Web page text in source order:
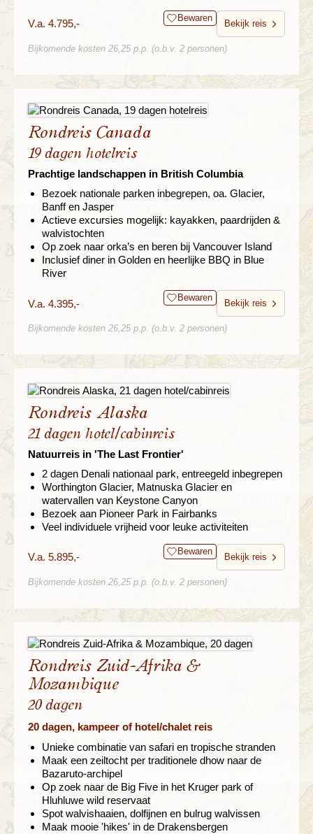
V.a. 4.795,- Bewaren
Bekijk reis
Bijkomende kosten 26,25 p.p. (o.b.v. 2 personen)
Rondreis Canada
19 dagen hotelreis
Prachtige landschappen in British Columbia
Bezoek nationale parken inbegrepen, oa. Glacier,
Banff en Jasper
Actieve excursies mogelijk: kayakken, paardrijden &
walvistochten
Op zoek naar orka’s en beren bij Vancouver Island
Inclusief diner in Golden en heerlijke BBQ in Blue
River
V.a. 4.395,- Bewaren
Bekijk reis
Bijkomende kosten 26,25 p.p. (o.b.v. 2 personen)
Rondreis Alaska
21 dagen hotel/cabinreis
Natuurreis in 'The Last Frontier'
2 dagen Denali nationaal park, entreegeld inbegrepen
Worthington Glacier, Matnuska Glacier en
watervallen van Keystone Canyon
Bezoek aan Pioneer Park in Fairbanks
Veel individuele vrijheid voor leuke activiteiten
V.a. 5.895,- Bewaren
Bekijk reis
Bijkomende kosten 26,25 p.p. (o.b.v. 2 personen)
Rondreis Zuid-Afrika &
Mozambique
20 dagen
20 dagen, kampeer of hotel/chalet reis
Unieke combinatie van safari en tropische stranden
Maak een zeiltocht per traditionele dhow naar de
Bazaruto-archipel
Op zoek naar de Big Five in het Kruger park of
Hluhluwe wild reservaat
Spot walvishaaien, dolfijnen en bulrug walvissen
Maak mooie 'hikes' in de Drakensbergen